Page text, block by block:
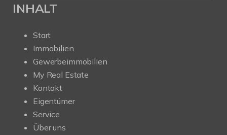
INHALT
Start
Immobilien
Gewerbeimmobilien
My Real Estate
Kontakt
Eigentümer
Service
Über uns